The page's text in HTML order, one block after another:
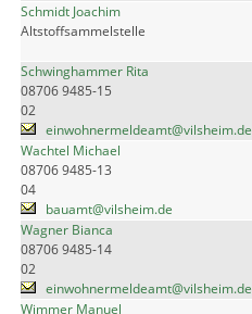
Schmidt Joachim
Altstoffsammelstelle
Schwinghammer Rita
08706 9485-15
02
einwohnermeldeamt@vilsheim.de
Wachtel Michael
08706 9485-13
04
bauamt@vilsheim.de
Wagner Bianca
08706 9485-14
02
einwohnermeldeamt@vilsheim.de
Wimmer Manuel